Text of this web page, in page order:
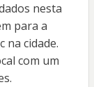
nesta
para a
na cidade.
com um